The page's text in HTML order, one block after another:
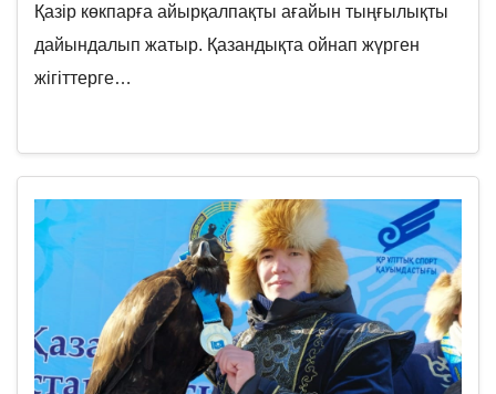
Қазір көкпарға айырқалпақты ағайын тыңғылықты
дайындалып жатыр. Қазандықта ойнап жүрген
жігіттерге…